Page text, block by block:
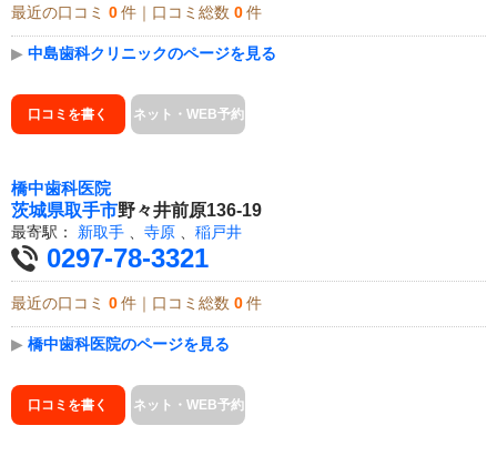
最近の口コミ 0 件｜口コミ総数 0 件
▶ 中島歯科クリニックのページを見る
口コミを書く ネット・WEB予約
橋中歯科医院
茨城県取手市野々井前原136-19
最寄駅： 新取手 寺原 稲戸井
0297-78-3321
最近の口コミ 0 件｜口コミ総数 0 件
▶ 橋中歯科医院のページを見る
口コミを書く ネット・WEB予約